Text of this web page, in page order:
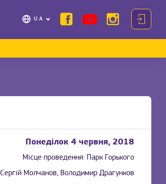
UA
Понеділок 4 червня, 2018
Місце проведення:
Парк Горького
Сергій Молчанов, Володимир Драгунков